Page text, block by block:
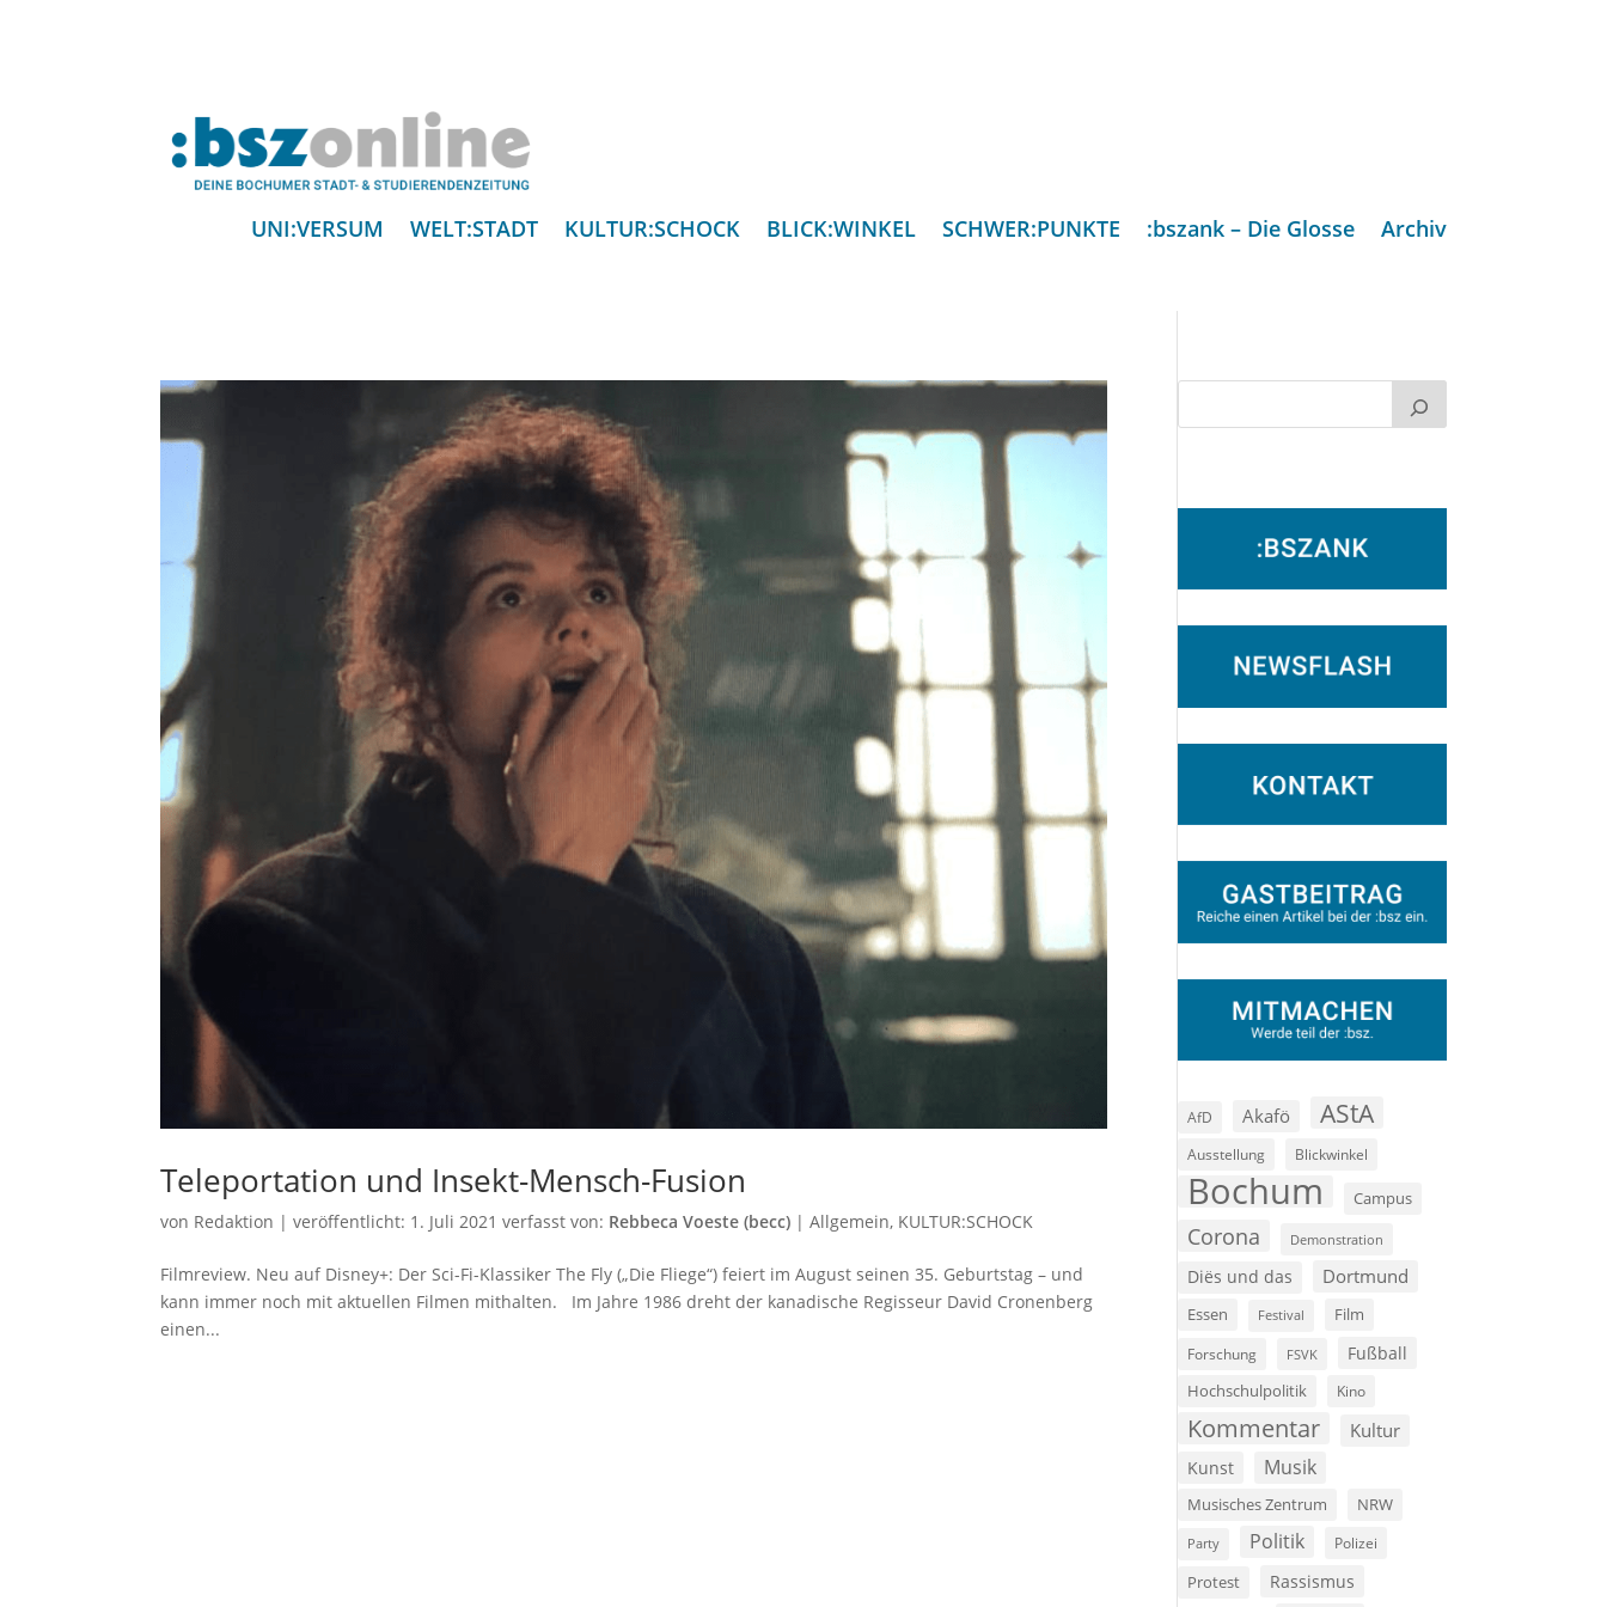
UNI:VERSUM WELT:STADT KULTUR:SCHOCK BLICK:WINKEL SCHWER:PUNKTE :bszank – Die Glosse Archiv
Teleportation und Insekt-Mensch-Fusion
von Redaktion |veröffentlicht: 1. Juli 2021 verfasst von: Rebbeca Voeste (becc) |Allgemein, KULTUR:SCHOCK
Filmreview. Neu auf Disney+: Der Sci-Fi-Klassiker The Fly („Die Fliege“) feiert im August seinen 35. Geburtstag – und
kann immer noch mit aktuellen Filmen mithalten. Im Jahre 1986 dreht der kanadische Regisseur David Cronenberg
einen...
AfD Akafö AStA
Ausstellung Blickwinkel
Bochum Campus
Corona Demonstration
Diës und das Dortmund
Essen Festival Film
Forschung FSVK Fußball
Hochschulpolitik Kino
Kommentar Kultur
Kunst Musik
Musisches Zentrum NRW
Party Politik Polizei
Protest Rassismus